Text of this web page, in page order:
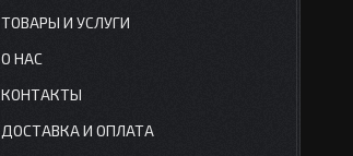
ТОВАРЫ И УСЛУГИ
О НАС
КОНТАКТЫ
ДОСТАВКА И ОПЛАТА